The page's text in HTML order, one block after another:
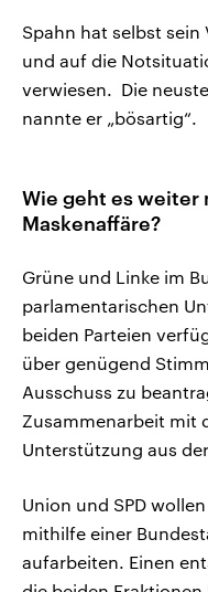
Spahn hat selbst
und auf die
verwiesen. Die
nannte er „bösartig“.
Wie geht es weiter
Maskenaffäre?
Grüne und Linke im
parlamentarischen
beiden Parteien
über genügend
Ausschuss zu
Zusammenarbeit mit
Unterstützung aus
Union und SPD
mithilfe einer
aufarbeiten. Einen